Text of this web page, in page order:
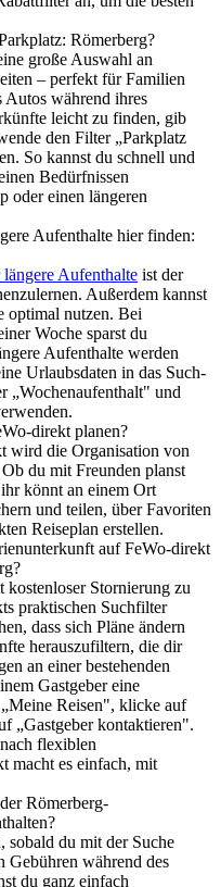
Römerberg?
große Auswahl an
– perfekt für Familien
Autos während ihres
leicht zu finden, gib
den Filter „Parkplatz
So kannst du schnell und
Bedürfnissen
oder einen längeren
Aufenthalte hier finden:
Aufenthalte ist der
Außerdem kannst
optimal nutzen. Bei
Woche sparst du
Aufenthalte werden
Urlaubsdaten in das Such-
„Wochenaufenthalt" und
direkt planen?
wird die Organisation von
du mit Freunden planst
könnt an einem Ort
und teilen, über Favoriten
Reiseplan erstellen.
auf FeWo-direkt
Stornierung zu
praktischen Suchfilter
dass sich Pläne ändern
herauszufiltern, die dir
an einer bestehenden
Gastgeber eine
Reisen", klicke auf
„Gastgeber kontaktieren".
flexiblen
macht es einfach, mit
Römerberg-
sobald du mit der Suche
Gebühren während des
du ganz einfach